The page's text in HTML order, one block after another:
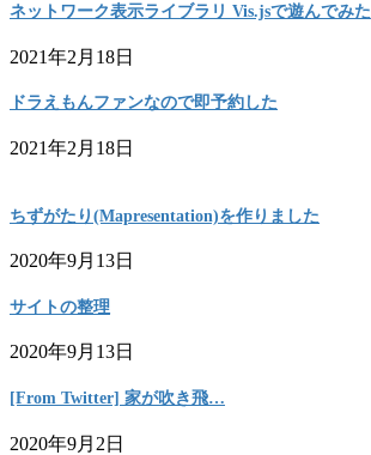
ネットワーク表示ライブラリ Vis.jsで遊んでみた
2021年2月18日
ドラえもんファンなので即予約した
2021年2月18日
ちずがたり(Mapresentation)を作りました
2020年9月13日
サイトの整理
2020年9月13日
[From Twitter] 家が吹き飛…
2020年9月2日